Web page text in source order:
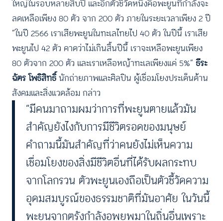
ใหญ่ในรอบหลายสิบปี และอีกตัวชี้วัดหนึ่งคือพะยูนที่กำลังจะ
ลดเหลือเพียง 80 ตัว จาก 200 ตัว ภายในระยะเวลาเพียง 2 ปี
“ในปี 2566 เราเสียพะยูนในทะเลไทยไป 40 ตัว ในปีนี้ เราเสีย
พะยูนไป 42 ตัว คาดว่าไม่เกินสิ้นปีนี้ เราจะเหลือพะยูนเพียง
80 ตัวจาก 200 ตัว และเราเหลือหญ้าทะเลเพียงแค่ 5%” ธีระ
ฉัตร โพธิสิทธิ์นักถ่ายภาพและศิลปิน ผู้เชื่อมโยงประเด็นด้าน
สังคมและสิ่งแวดล้อม กล่าว
“มีคนมาถามผมว่าการที่พะยูนตายแล้วมัน
สำคัญยังไงกับการมีชีวิตรอดของมนุษย์
คำถามนี้มันสำคัญที่ว่าคนยังไม่เห็นความ
เชื่อมโยงของสิ่งมีชีวิตอื่นที่ได้รับผลกระทบ
จากโลกรวน ตัวพะยูนเองถือเป็นตัวชี้วัดความ
อุดมสมบูรณ์ของธรรมชาติที่มันอาศัย ในวันนี้
พะยูนจากตรังกำลังอพยพมาในถิ่นอื่นเพราะ